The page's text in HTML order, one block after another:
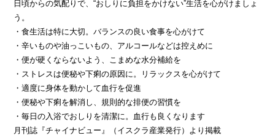
日頃からの気配りで、“おしりに負担をかけない”生活を心がけましょ
う。
・食生活は特に大切。バランスの良い食事を心がけて
・辛いものや油っこいもの、アルコールなどは控えめに
・便が硬くならないよう、こまめな水分補給を
・ストレスは便秘や下痢の原因に。リラックスを心がけて
・適度に身体を動かして血行を促進
・便秘や下痢を解消し、規則的な排便の習慣を
・毎日の入浴でおしりを清潔に。血行も良くなります
月刊誌『チャイナビュー』（イスクラ産業発行）より掲載